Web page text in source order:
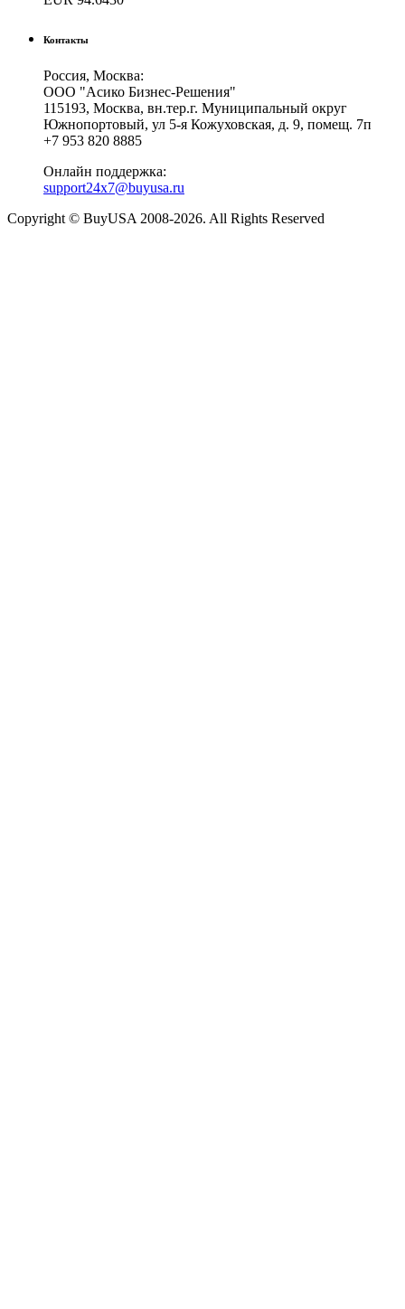
Контакты
Россия, Москва:
ООО "Асико Бизнес-Решения"
115193, Москва, вн.тер.г. Муниципальный округ
Южнопортовый, ул 5-я Кожуховская, д. 9, помещ. 7п
+7 953 820 8885
Онлайн поддержка:
support24x7@buyusa.ru
Copyright © BuyUSA 2008-2026. All Rights Reserved